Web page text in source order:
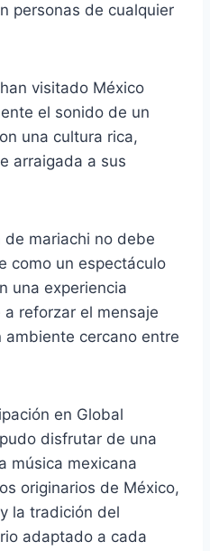
personas de cualquier
visitado México
el sonido de un
una cultura rica,
arraigada a sus
de mariachi no debe
como un espectáculo
una experiencia
reforzar el mensaje
cercano entre
en Global
disfrutar de una
música mexicana
originarios de México,
la tradición del
adaptado a cada